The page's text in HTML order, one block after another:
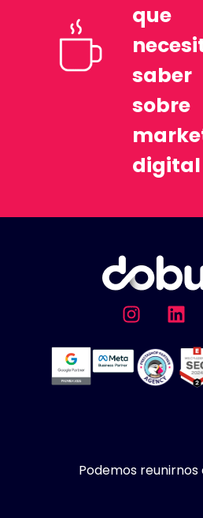
que
saber
sobre
digital
Podemos reunirnos